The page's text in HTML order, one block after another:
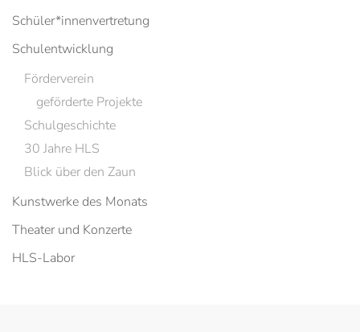
Schüler*innenvertretung
Schulentwicklung
Förderverein
geförderte Projekte
Schulgeschichte
30 Jahre HLS
Blick über den Zaun
Kunstwerke des Monats
Theater und Konzerte
HLS-Labor